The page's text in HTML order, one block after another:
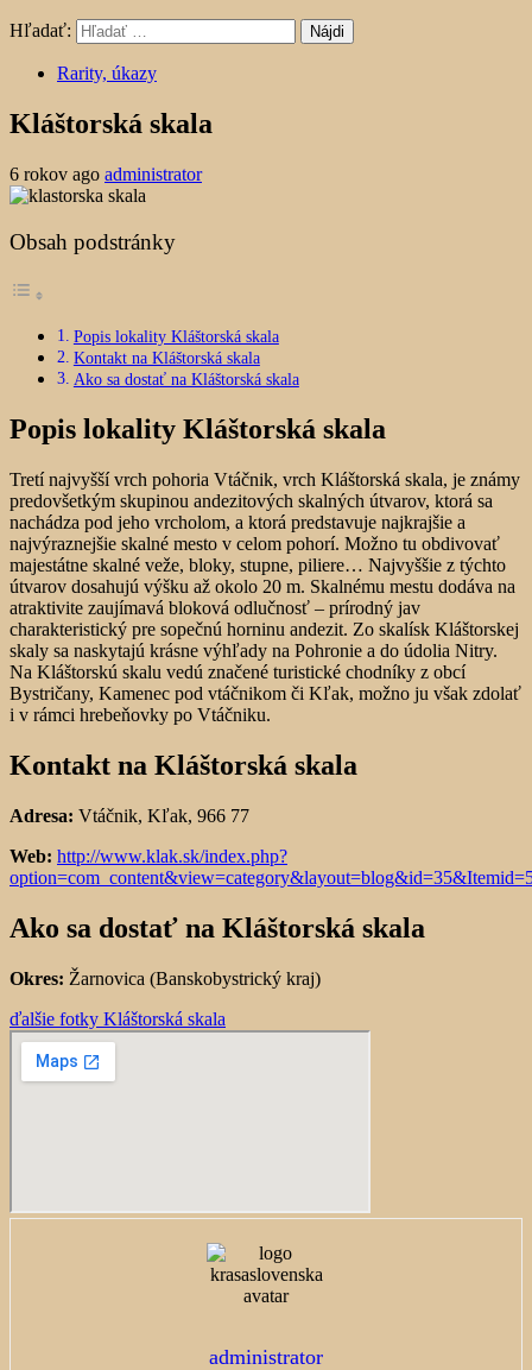
Hľadať:
Rarity, úkazy
Kláštorská skala
6 rokov ago administrator
Obsah podstránky
Popis lokality Kláštorská skala
Kontakt na Kláštorská skala
Ako sa dostať na Kláštorská skala
Popis lokality Kláštorská skala
Tretí najvyšší vrch pohoria Vtáčnik, vrch Kláštorská skala, je známy
predovšetkým skupinou andezitových skalných útvarov, ktorá sa
nachádza pod jeho vrcholom, a ktorá predstavuje najkrajšie a
najvýraznejšie skalné mesto v celom pohorí. Možno tu obdivovať
majestátne skalné veže, bloky, stupne, piliere… Najvyššie z týchto
útvarov dosahujú výšku až okolo 20 m. Skalnému mestu dodáva na
atraktivite zaujímavá bloková odlučnosť – prírodný jav
charakteristický pre sopečnú horninu andezit. Zo skalísk Kláštorskej
skaly sa naskytajú krásne výhľady na Pohronie a do údolia Nitry.
Na Kláštorskú skalu vedú značené turistické chodníky z obcí
Bystričany, Kamenec pod vtáčnikom či Kľak, možno ju však zdolať
i v rámci hrebeňovky po Vtáčniku.
Kontakt na Kláštorská skala
Adresa: Vtáčnik, Kľak, 966 77
Web: http://www.klak.sk/index.php?
Ako sa dostať na Kláštorská skala
Okres: Žarnovica (Banskobystrický kraj)
ďalšie fotky Kláštorská skala
administrator